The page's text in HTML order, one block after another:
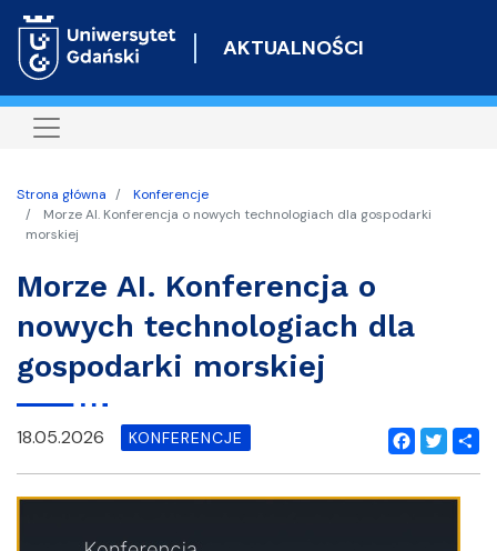
do
AKTUALNOŚCI
Strona główna
Konferencje
Morze AI. Konferencja o nowych technologiach dla gospodarki
morskiej
Morze AI. Konferencja o
nowych technologiach dla
gospodarki morskiej
Facebook
Twitter
18.05.2026 KONFERENCJE